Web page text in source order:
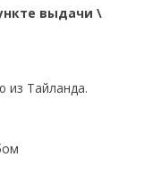
выдачи \
из Тайланда.